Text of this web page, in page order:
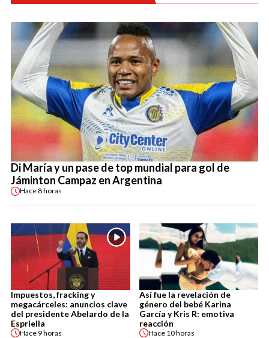
Di María y un pase de top mundial para gol de
Jáminton Campaz en Argentina
Hace8 horas
Impuestos, fracking y
megacárceles: anuncios clave
del presidente Abelardo de la
Espriella
Hace 9 horas
Así fue la revelación de
género del bebé Karina
García y Kris R: emotiva
reacción
Hace 10 horas